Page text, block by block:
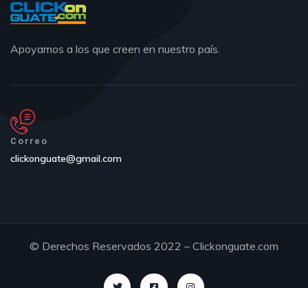
Apoyamos a los que creen en nuestro país.
Correo
clickonguate@gmail.com
© Derechos Reservados 2022 – Clickonguate.com